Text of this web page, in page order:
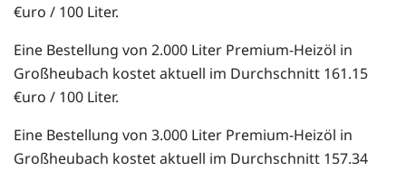
€uro / 100 Liter.
Eine Bestellung von 2.000 Liter Premium-Heizöl in
Großheubach kostet aktuell im Durchschnitt 161.15
€uro / 100 Liter.
Eine Bestellung von 3.000 Liter Premium-Heizöl in
Großheubach kostet aktuell im Durchschnitt 157.34